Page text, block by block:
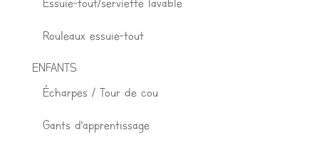
Rouleaux essuie-tout
ENFANTS
Écharpes / Tour de cou
Gants d'apprentissage